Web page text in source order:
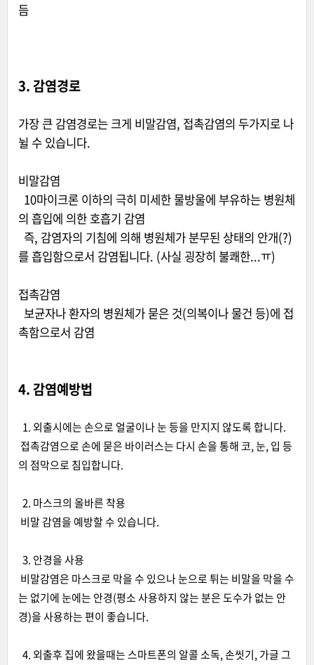
듬
3. 감염경로
가장 큰 감염경로는 크게 비말감염, 접촉감염의 두가지로 나
뉠 수 있습니다.
비말감염
10마이크론 이하의 극히 미세한 물방울에 부유하는 병원체
의 흡입에 의한 호흡기 감염
즉, 감염자의 기침에 의해 병원체가 분무된 상태의 안개(?)
를 흡입함으로서 감염됩니다. (사실 굉장히 불쾌한...ㅠ)
접촉감염
보균자나 환자의 병원체가 묻은 것(의복이나 물건 등)에 접
촉함으로서 감염
4. 감염예방법
1. 외출시에는 손으로 얼굴이나 눈 등을 만지지 않도록 합니다.
접촉감염으로 손에 묻은 바이러스는 다시 손을 통해 코, 눈, 입 등
의 점막으로 침입합니다.
2. 마스크의 올바른 착용
비말 감염을 예방할 수 있습니다.
3. 안경을 사용
비말감염은 마스크로 막을 수 있으나 눈으로 튀는 비말을 막을 수
는 없기에 눈에는 안경(평소 사용하지 않는 분은 도수가 없는 안
경)을 사용하는 편이 좋습니다.
4. 외출후 집에 왔을때는 스마트폰의 알콜 소독, 손씻기, 가글 그